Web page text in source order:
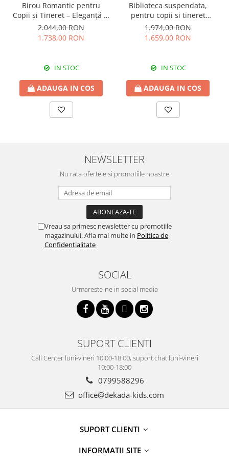
Birou Romantic pentru
Copii și Tineret – Eleganță și
Funcționalitate, 117x62x75
cm
2.044,00 RON
1.738,00 RON
IN STOC
ADAUGA IN COS
Biblioteca suspendata,
pentru copii si tineret
Colectia Romantic,
117x37x119 cm
1.974,00 RON
1.659,00 RON
IN STOC
ADAUGA IN COS
NEWSLETTER
Nu rata ofertele si promotiile noastre
Vreau sa primesc newsletter cu promotiile
magazinului. Afla mai multe in Politica de
Confidentialitate
SOCIAL
Urmareste-ne in social media
SUPORT CLIENTI
Call Center luni-vineri 10:00-18:00, suport chat luni-vineri
10:00-18:00
0799588296
office@dekada-kids.com
SUPORT CLIENTI
INFORMATII SITE